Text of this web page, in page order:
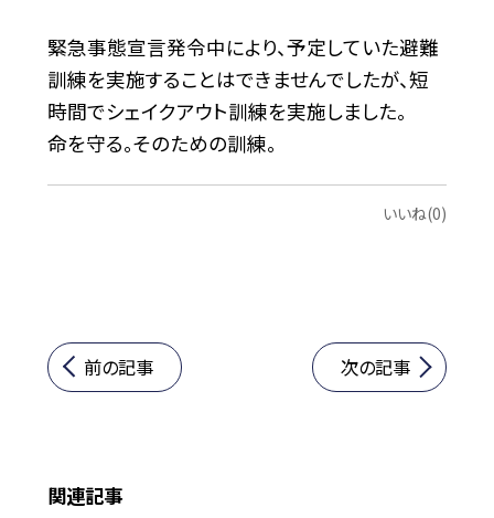
緊急事態宣言発令中により、予定していた避難
訓練を実施することはできませんでしたが、短
時間でシェイクアウト訓練を実施しました。
命を守る。そのための訓練。
いいね(0)
前の記事 次の記事
関連記事